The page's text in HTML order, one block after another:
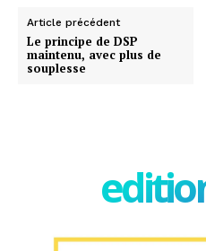
Article précédent
Le principe de DSP
maintenu, avec plus de
souplesse